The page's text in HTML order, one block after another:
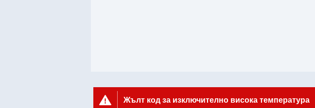
Жълт код за изключително висока температура